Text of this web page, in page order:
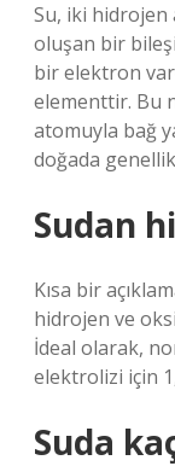
Su, iki
oluşan bir
bir elektron
elementtir. Bu
atomuyla bağ
doğada
Sudan
Kısa bir
hidrojen ve
İdeal olarak,
elektrolizi için
Suda